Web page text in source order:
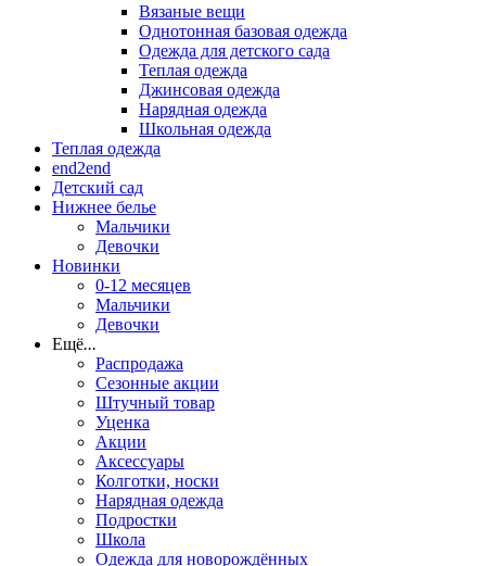
Вязаные вещи
Однотонная базовая одежда
Одежда для детского сада
Теплая одежда
Джинсовая одежда
Нарядная одежда
Школьная одежда
Теплая одежда
end2end
Детский сад
Нижнее белье
Мальчики
Девочки
Новинки
0-12 месяцев
Мальчики
Девочки
Ещё...
Распродажа
Сезонные акции
Штучный товар
Уценка
Акции
Аксессуары
Колготки, носки
Нарядная одежда
Подростки
Школа
Одежда для новорождённых